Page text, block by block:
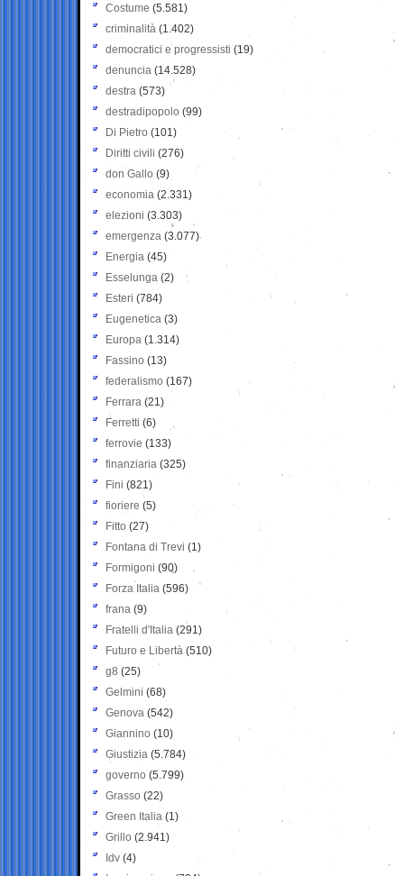
Costume (5.581)
criminalità (1.402)
democratici e progressisti (19)
denuncia (14.528)
destra (573)
destradipopolo (99)
Di Pietro (101)
Diritti civili (276)
don Gallo (9)
economia (2.331)
elezioni (3.303)
emergenza (3.077)
Energia (45)
Esselunga (2)
Esteri (784)
Eugenetica (3)
Europa (1.314)
Fassino (13)
federalismo (167)
Ferrara (21)
Ferretti (6)
ferrovie (133)
finanziaria (325)
Fini (821)
fioriere (5)
Fitto (27)
Fontana di Trevi (1)
Formigoni (90)
Forza Italia (596)
frana (9)
Fratelli d'Italia (291)
Futuro e Libertà (510)
g8 (25)
Gelmini (68)
Genova (542)
Giannino (10)
Giustizia (5.784)
governo (5.799)
Grasso (22)
Green Italia (1)
Grillo (2.941)
Idv (4)